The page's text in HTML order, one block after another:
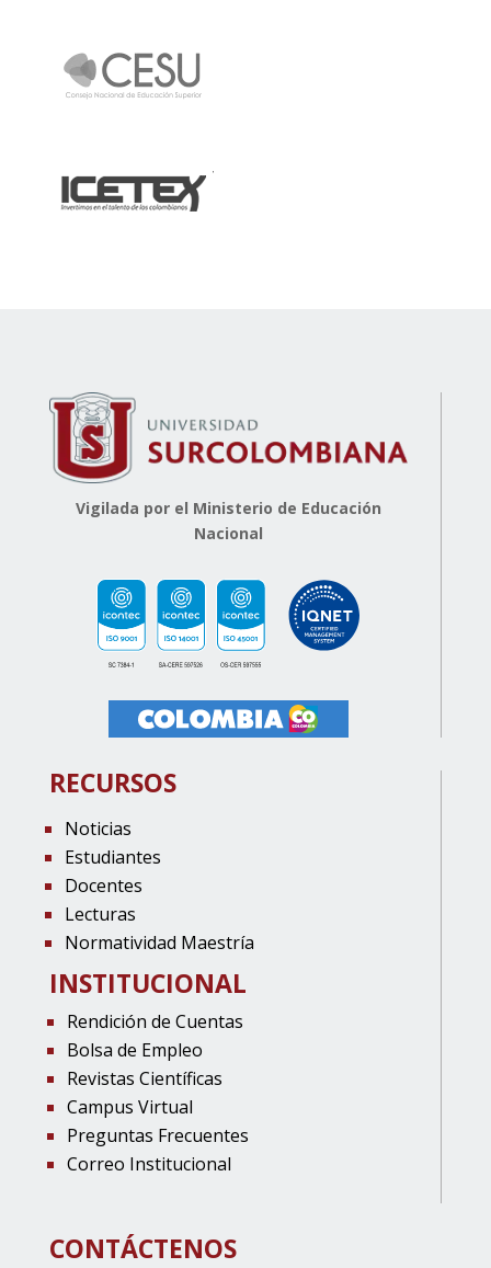
Vigilada por el Ministerio de Educación
Nacional
RECURSOS
Noticias
Estudiantes
Docentes
Lecturas
Normatividad Maestría
INSTITUCIONAL
Rendición de Cuentas
Bolsa de Empleo
Revistas Científicas
Campus Virtual
Preguntas Frecuentes
Correo Institucional
CONTÁCTENOS